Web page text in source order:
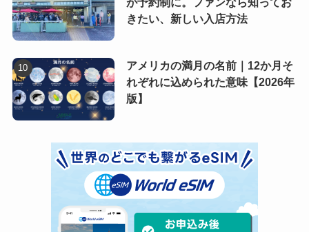
きたい、新しい入店方法
アメリカの満月の名前｜12か月そ
れぞれに込められた意味【2026年
版】